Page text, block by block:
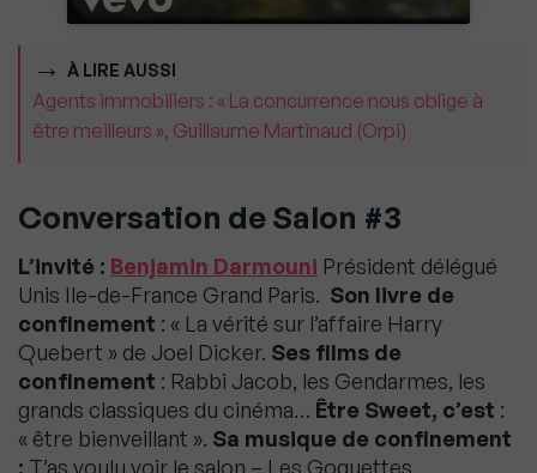
À LIRE AUSSI
Agents immobiliers : « La concurrence nous oblige à
être meilleurs », Guillaume Martinaud (Orpi)
Conversation de Salon #3
L’invité : Benjamin Darmouni Président délégué
Unis Ile-de-France Grand Paris. Son livre de
confinement : « La vérité sur l’affaire Harry
Quebert » de Joel Dicker. Ses films de
confinement : Rabbi Jacob, les Gendarmes, les
grands classiques du cinéma… Être Sweet, c’est :
« être bienveillant ». Sa musique de confinement
: T’as voulu voir le salon – Les Goguettes